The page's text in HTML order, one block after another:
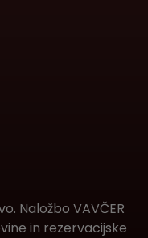
Naložbo VAVČER
in rezervacijske